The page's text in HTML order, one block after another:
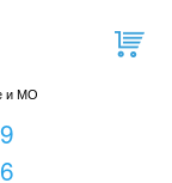
и МО